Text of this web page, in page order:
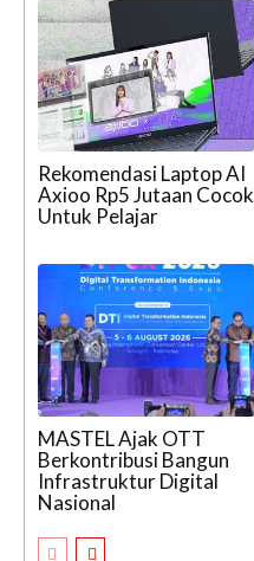
Rekomendasi Laptop AI
Axioo Rp5 Jutaan Cocok
Untuk Pelajar
MASTEL Ajak OTT
Berkontribusi Bangun
Infrastruktur Digital
Nasional